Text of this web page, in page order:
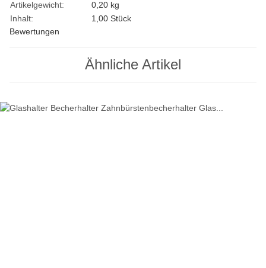
Artikelgewicht: 0,20 kg
Inhalt:
1,00 Stück
Bewertungen
Ähnliche Artikel